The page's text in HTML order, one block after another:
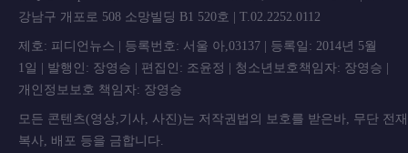
강남구 개포로 508 소망빌딩 B1 520호 | T.02.2252.0112
제호: 피디언뉴스 | 등록번호: 서울 아,03137 | 등록일: 2014년 5월
1일 | 발행인: 장영승 | 편집인: 조윤정 | 청소년보호책임자: 장영승 |
개인정보보호 책임자: 장영승
모든 콘텐츠(영상,기사, 사진)는 저작권법의 보호를 받은바, 무단 전
복사, 배포 등을 금합니